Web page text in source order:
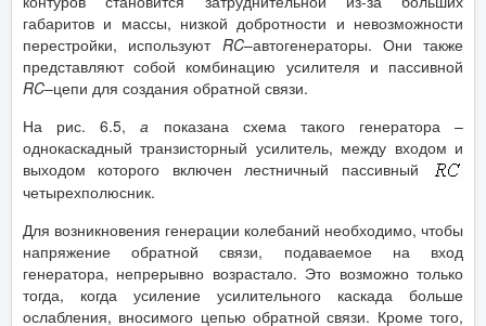
габаритов и массы, низкой добротности и невозможности
перестройки, используют RC–автогенераторы. Они также
представляют собой комбинацию усилителя и пассивной
RC–цепи для создания обратной связи.
На рис. 6.5,а показана схема такого генератора –
однокаскадный транзисторный усилитель, между входом и
выходом которого включен лестничный пассивный
четырехполюсник.
Для возникновения генерации колебаний необходимо, чтобы
напряжение обратной связи, подаваемое на вход
генератора, непрерывно возрастало. Это возможно только
тогда, когда усиление усилительного каскада больше
ослабления, вносимого цепью обратной связи. Кроме того,